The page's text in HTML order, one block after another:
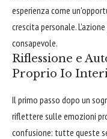
esperienza come
crescita personale.
consapevole.
Riflessione e
Proprio Io
Il primo passo dopo un
riflettere sulle emozioni
confusione: tutte queste